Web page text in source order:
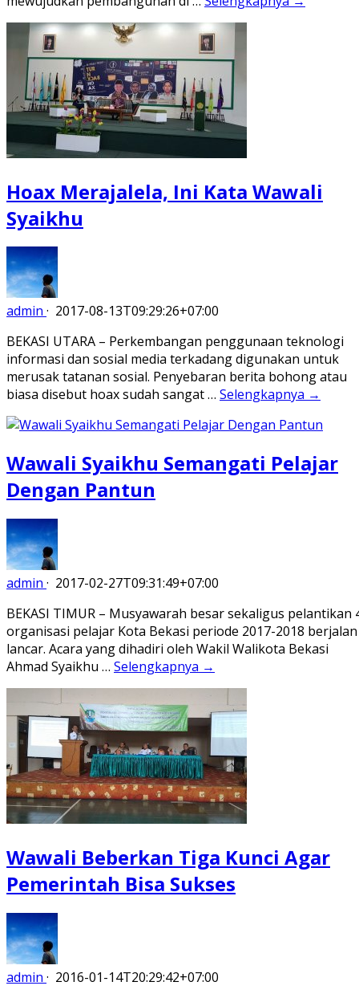
Hoax Merajalela, Ini Kata Wawali
Syaikhu
admin · 2017-08-13T09:29:26+07:00
BEKASI UTARA – Perkembangan penggunaan teknologi
informasi dan sosial media terkadang digunakan untuk
merusak tatanan sosial. Penyebaran berita bohong atau
biasa disebut hoax sudah sangat … Selengkapnya →
Wawali Syaikhu Semangati Pelajar
Dengan Pantun
admin · 2017-02-27T09:31:49+07:00
BEKASI TIMUR – Musyawarah besar sekaligus pelantikan
organisasi pelajar Kota Bekasi periode 2017-2018 berjalan
lancar. Acara yang dihadiri oleh Wakil Walikota Bekasi
Ahmad Syaikhu … Selengkapnya →
Wawali Beberkan Tiga Kunci Agar
Pemerintah Bisa Sukses
admin · 2016-01-14T20:29:42+07:00